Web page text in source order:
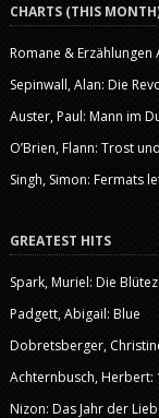
CHARTS (THIS
Romane & Erzählungen
Sepinwall, Alan: Die
Auster, Paul: Mann im
O’Brien, Flann: Trost
Singh, Simon: Fermats
GREATEST HITS
Spark, Muriel: Die
Padgett, Abigail: Blue
Dobretsberger,
Achternbusch, Herbert:
Nizon: Das Jahr der